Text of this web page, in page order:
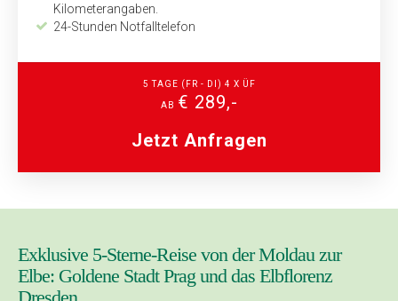
Kilometeran­gaben.
24-Stunden Notfalltelefon
5 TAGE (FR - DI) 4 X ÜF
AB € 289,-
Jetzt Anfragen
Exklusive 5-Sterne-Reise von der Moldau zur
Elbe: Goldene Stadt Prag und das Elbflorenz